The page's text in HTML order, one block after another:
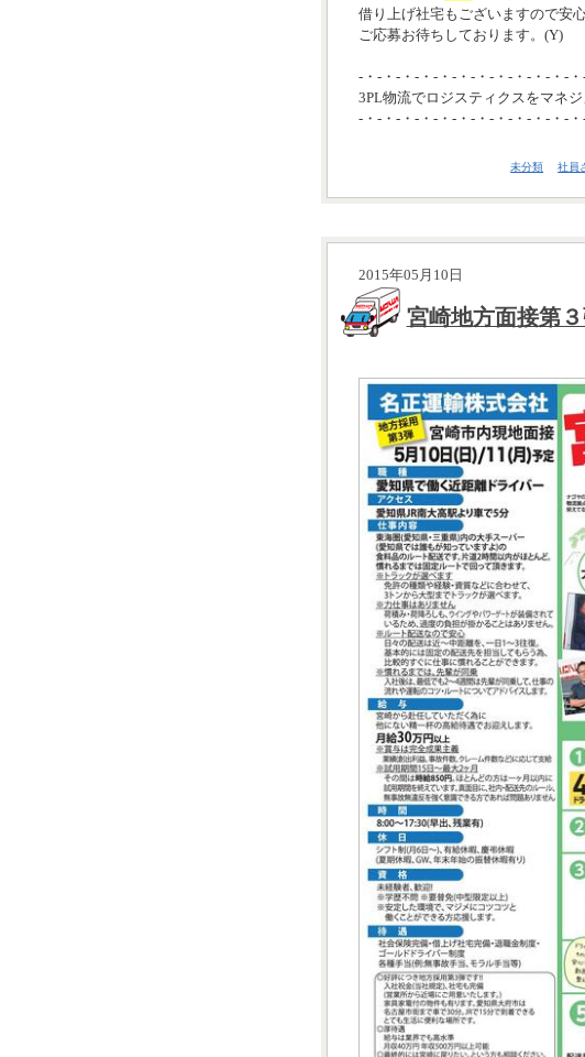
借り上げ社宅もございますので安
ご応募お待ちしております。(Y)
-・-・-・-・-・-・-・-・-・-・-・-
3PL物流でロジスティクスをマネ
-・-・-・-・-・-・-・-・-・-・-・-
未分類 社員
2015年05月10日
宮崎地方面接第